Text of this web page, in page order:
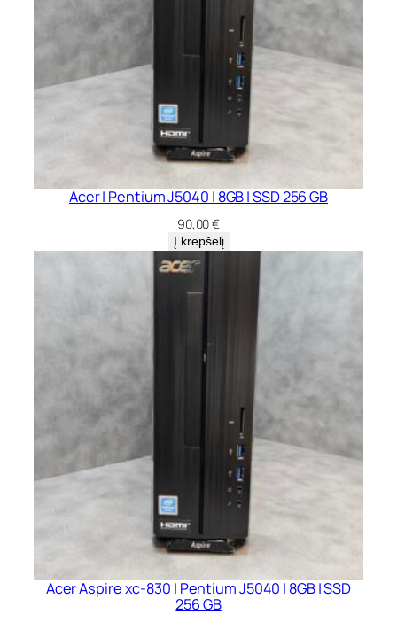
Acer | Pentium J5040 | 8GB | SSD 256 GB
90,00€
Į krepšelį
Acer Aspire xc-830 | Pentium J5040 | 8GB | SSD
256 GB